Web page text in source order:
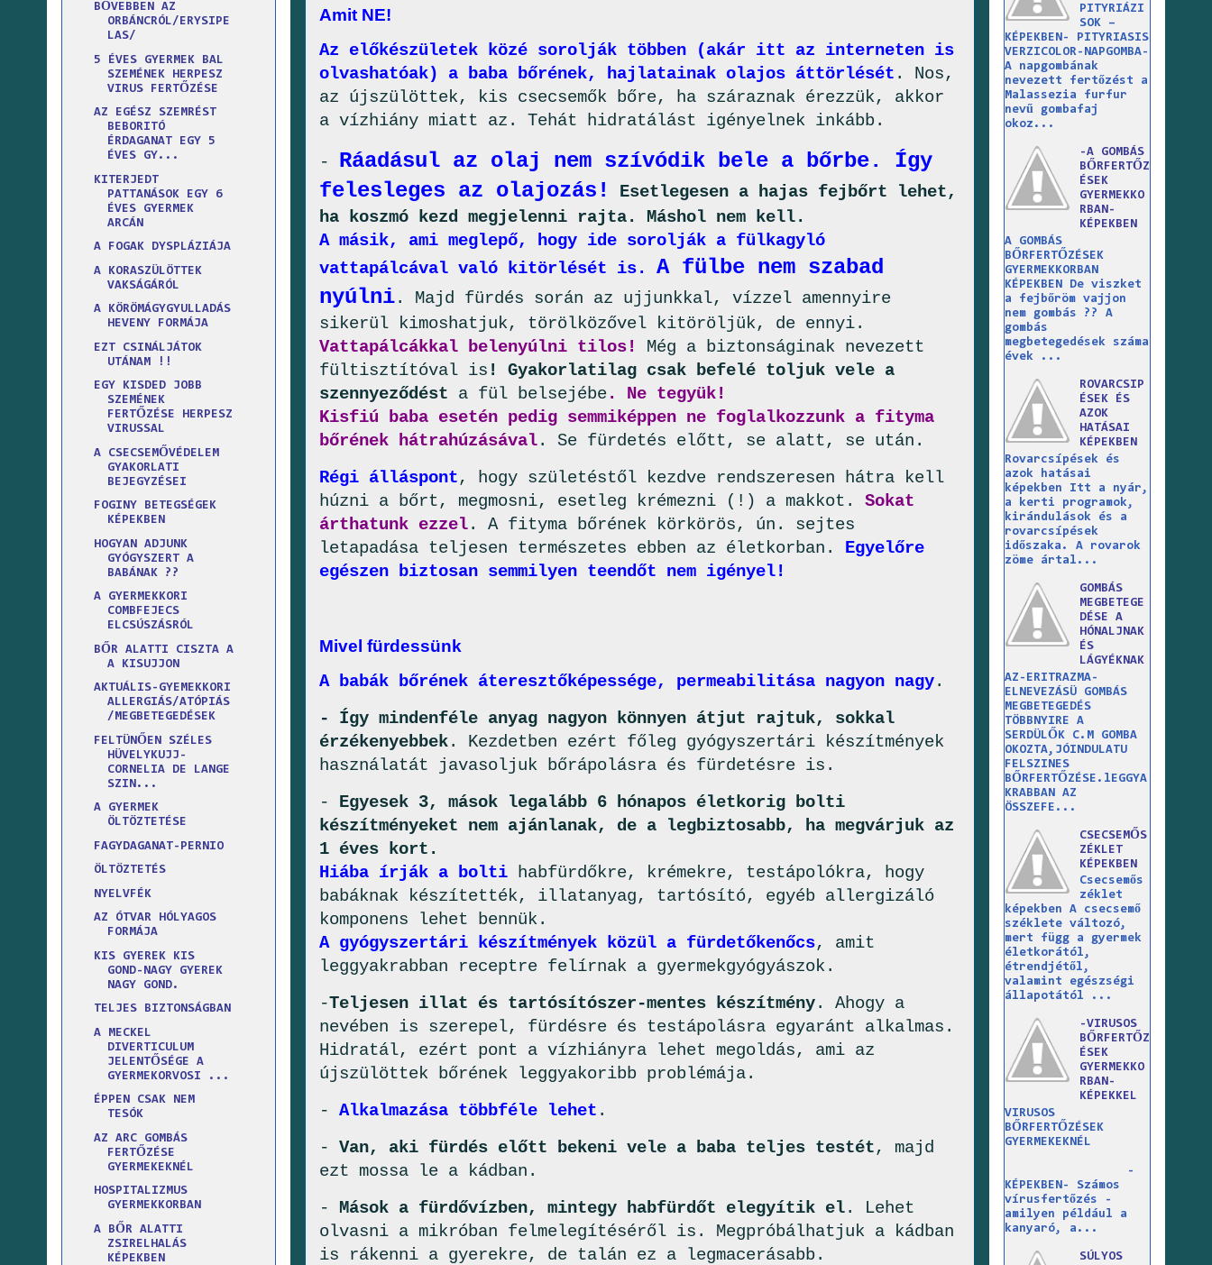
Amit NE!
Az előkészületek közé sorolják többen (akár itt az interneten is
olvashatóak) a baba bőrének, hajlatainak olajos áttörlését . Nos,
az újszülöttek, kis csecsemők bőre, ha száraznak érezzük, akkor
a vízhiány miatt az. Tehát hidratálást igényelnek inkább.
- Ráadásul az olaj nem szívódik bele a bőrbe. Így
felesleges az olajozás!
Esetlegesen a hajas fejbőrt lehet,
ha koszmó kezd megjelenni rajta. Máshol nem kell.
A másik, ami meglepő, hogy ide sorolják a fülkagyló
vattapálcával való kitörlését is.
A fülbe nem szabad
nyúlni. Majd fürdés során az ujjunkkal, vízzel amennyire
sikerül kimoshatjuk, törölközővel kitöröljük, de ennyi.
Vattapálcákkal belenyúlni tilos!
Még a biztonságinak nevezett
fültisztítóval is ! Gyakorlatilag csak befelé toljuk vele a
szennyeződést a fül belsejébe. Ne tegyük!
Kisfiú baba esetén pedig semmiképpen ne foglalkozzunk a fityma
bőrének hátrahúzásával. Se fürdetés előtt, se alatt, se után.
Régi álláspont, hogy születéstől kezdve rendszeresen hátra kell
húzni a bőrt, megmosni, esetleg krémezni (!) a makkot. Sokat
árthatunk ezzel. A fityma bőrének körkörös, ún. sejtes
letapadása teljesen természetes ebben az életkorban. Egyelőre
egészen biztosan semmilyen teendőt nem igényel!
Mivel fürdessünk
A babák bőrének áteresztőképessége, permeabilitása nagyon nagy.
- Így mindenféle anyag nagyon könnyen átjut rajtuk, sokkal
érzékenyebbek. Kezdetben ezért főleg gyógyszertári készítmények
használatát javasoljuk bőrápolásra és fürdetésre is.
- Egyesek 3, mások legalább 6 hónapos életkorig bolti
készítményeket nem ajánlanak, de a legbiztosabb, ha megvárjuk az
1 éves kort.
Hiába írják a bolti habfürdőkre, krémekre, testápolókra, hogy
babáknak készítették, illatanyag, tartósító, egyéb allergizáló
komponens lehet bennük.
A gyógyszertári készítmények közül a fürdetőkenőcs, amit
leggyakrabban receptre felírnak a gyermekgyógyászok.
-Teljesen illat és tartósítószer-mentes készítmény. Ahogy a
nevében is szerepel, fürdésre és testápolásra egyaránt alkalmas.
Hidratál, ezért pont a vízhiányra lehet megoldás, ami az
újszülöttek bőrének leggyakoribb problémája.
- Alkalmazása többféle lehet .
- Van, aki fürdés előtt bekeni vele a baba teljes testét, majd
ezt mossa le a kádban.
- Mások a fürdővízben, mintegy habfürdőt elegyítik el. Lehet
olvasni a mikróban felmelegítéséről is. Megpróbálhatjuk a kádban
is rákenni a gyerekre, de talán ez a legmacerásabb.
BŐVEBBEN AZ
ORBÁNCRÓL/ERYSIPE
LAS/
5 ÉVES GYERMEK BAL
SZEMÉNEK HERPESZ
VIRUS FERTŐZÉSE
AZ EGÉSZ SZEMRÉST
BEBORITÓ
ÉRDAGANAT EGY 5
ÉVES GY...
KITERJEDT
PATTANÁSOK EGY 6
ÉVES GYERMEK
ARCÁN
A FOGAK DYSPLÁZIÁJA
A KORASZÜLÖTTEK
VAKSÁGÁRÓL
A KÖRÖMÁGYGYULLADÁS
HEVENY FORMÁJA
EZT CSINÁLJÁTOK
UTÁNAM !!
EGY KISDED JOBB
SZEMÉNEK
FERTŐZÉSE HERPESZ
VIRUSSAL
A CSECSEMŐVÉDELEM
GYAKORLATI
BEJEGYZÉSEI
FOGINY BETEGSÉGEK
KÉPEKBEN
HOGYAN ADJUNK
GYÓGYSZERT A
BABÁNAK ??
A GYERMEKKORI
COMBFEJECS
ELCSÚSZÁSRÓL
BŐR ALATTI CISZTA A
A KISUJJON
AKTUÁLIS-GYEMEKKORI
ALLERGIÁS/ATÓPIÁS
/MEGBETEGEDÉSEK
FELTÜNŐEN SZÉLES
HÜVELYKUJJ-
CORNELIA DE LANGE
SZIN...
A GYERMEK
ÖLTÖZTETÉSE
FAGYDAGANAT-PERNIO
ÖLTÖZTETÉS
NYELVFÉK
AZ ÓTVAR HÓLYAGOS
FORMÁJA
KIS GYEREK KIS
GOND-NAGY GYEREK
NAGY GOND.
TELJES BIZTONSÁGBAN
A MECKEL
DIVERTICULUM
JELENTŐSÉGE A
GYERMEKORVOSI ...
ÉPPEN CSAK NEM
TESÓK
AZ ARC GOMBÁS
FERTŐZÉSE
GYERMEKEKNÉL
HOSPITALIZMUS
GYERMEKKORBAN
A BŐR ALATTI
ZSIRELHALÁS
KÉPEKBEN
PITYRIÁZI
SOK –
KÉPEKBEN- PITYRIASIS
VERZICOLOR-NAPGOMBA-
A napgombának
nevezett fertőzést a
Malassezia furfur
nevű gombafaj
okoz...
-A GOMBÁS
BŐRFERTŐZ
ÉSEK
GYERMEKKO
RBAN-
KÉPEKBEN
A GOMBÁS
BŐRFERTŐZÉSEK
GYERMEKKORBAN
KÉPEKBEN De viszket
a fejbőröm vajjon
nem gombás ?? A
gombás
megbetegedések száma
évek ...
ROVARCSIP
ÉSEK ÉS
AZOK
HATÁSAI
KÉPEKBEN
Rovarcsípések és
azok hatásai
képekben Itt a nyár,
a kerti programok,
kirándulások és a
rovarcsípések
időszaka. A rovarok
zöme ártal...
GOMBÁS
MEGBETEGE
DÉSE A
HÓNALJNAK
ÉS
LÁGYÉKNAK
AZ-ERITRAZMA-
ELNEVEZÁSÜ GOMBÁS
MEGBETEGEDÉS
TÖBBNYIRE A
SERDÜLŐK C.M GOMBA
OKOZTA,JÓINDULATU
FELSZINES
BŐRFERTŐZÉSE.lEGGYA
KRABBAN AZ
ÖSSZEFE...
CSECSEMŐS
ZÉKLET
KÉPEKBEN
Csecsemős
zéklet
képekben A csecsemő
széklete változó,
mert függ a gyermek
életkorától,
étrendjétől,
valamint egészségi
állapotától ...
-VIRUSOS
BŐRFERTŐZ
ÉSEK
GYERMEKKO
RBAN-
KÉPEKKEL
VIRUSOS
BŐRFERTŐZÉSEK
GYERMEKEKNÉL
-
KÉPEKBEN- Számos
vírusfertőzés -
amilyen például a
kanyaró, a...
SÚLYOS